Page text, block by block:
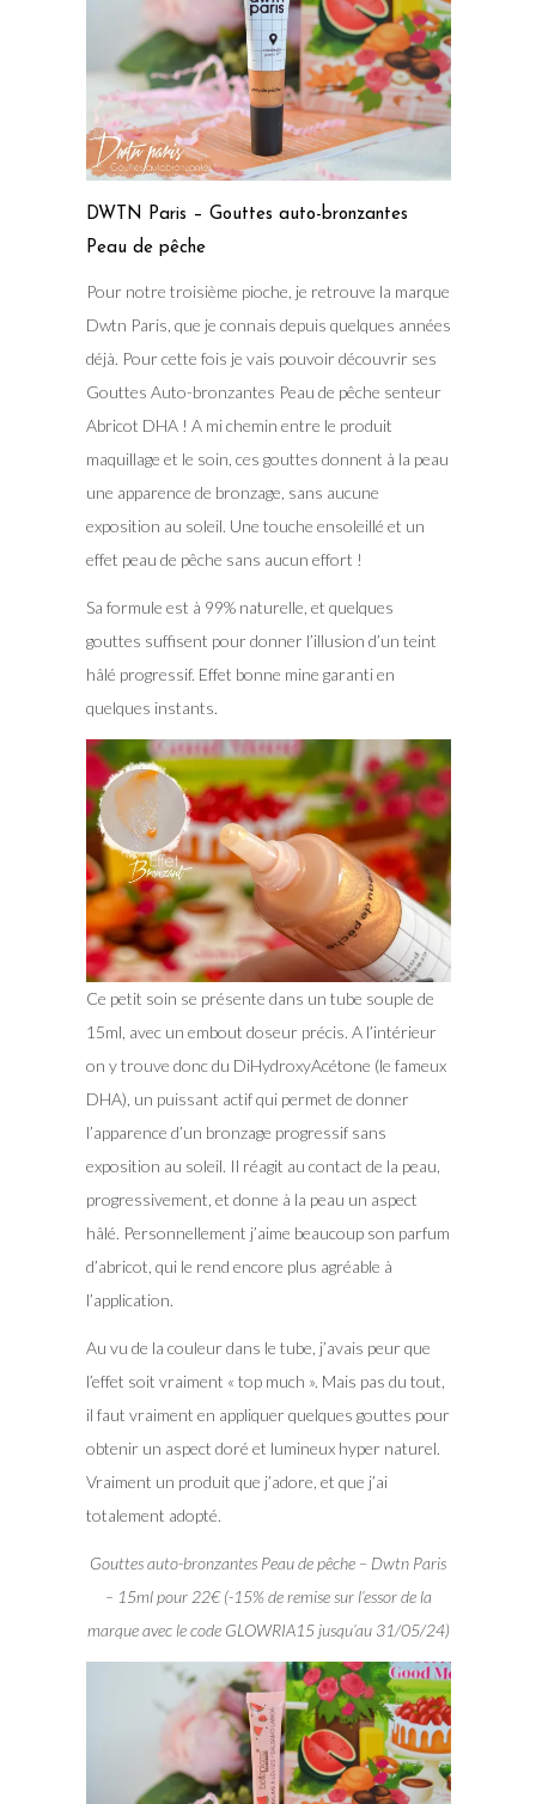
DWTN Paris – Gouttes auto-bronzantes
Peau de pêche
Pour notre troisième pioche, je retrouve la marque
Dwtn Paris, que je connais depuis quelques années
déjà. Pour cette fois je vais pouvoir découvrir ses
Gouttes Auto-bronzantes Peau de pêche senteur
Abricot DHA ! A mi chemin entre le produit
maquillage et le soin, ces gouttes donnent à la peau
une apparence de bronzage, sans aucune
exposition au soleil. Une touche ensoleillé et un
effet peau de pêche sans aucun effort !
Sa formule est à 99% naturelle, et quelques
gouttes suffisent pour donner l’illusion d’un teint
hâlé progressif. Effet bonne mine garanti en
quelques instants.
Ce petit soin se présente dans un tube souple de
15ml, avec un embout doseur précis. A l’intérieur
on y trouve donc du DiHydroxyAcétone (le fameux
DHA), un puissant actif qui permet de donner
l’apparence d’un bronzage progressif sans
exposition au soleil. Il réagit au contact de la peau,
progressivement, et donne à la peau un aspect
hâlé. Personnellement j’aime beaucoup son parfum
d’abricot, qui le rend encore plus agréable à
l’application.
Au vu de la couleur dans le tube, j’avais peur que
l’effet soit vraiment « top much ». Mais pas du tout,
il faut vraiment en appliquer quelques gouttes pour
obtenir un aspect doré et lumineux hyper naturel.
Vraiment un produit que j’adore, et que j’ai
totalement adopté.
Gouttes auto-bronzantes Peau de pêche – Dwtn Paris
– 15ml pour 22€ (-15% de remise sur l’essor de la
marque avec le code GLOWRIA15 jusqu’au 31/05/24)